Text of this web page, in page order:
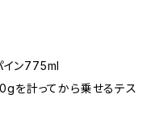
イン775ml
を計ってから乗せるテス